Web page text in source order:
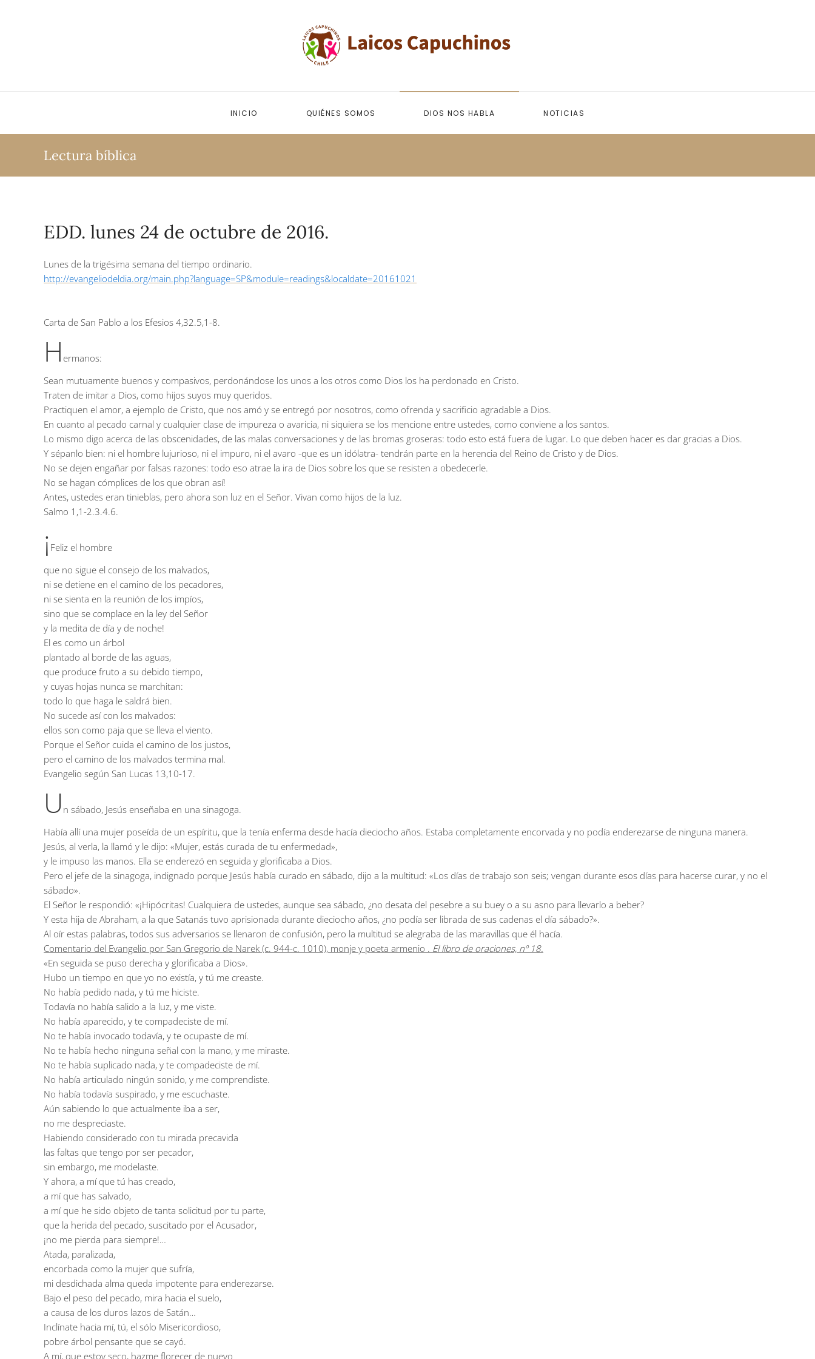
INICIO QUIÉNES SOMOS DIOS NOS HABLA NOTICIAS
Lectura bíblica
EDD. lunes 24 de octubre de 2016.
Lunes de la trigésima semana del tiempo ordinario.
http://evangeliodeldia.org/main.php?language=SP&module=readings&localdate=20161021
Carta de San Pablo a los Efesios 4,32.5,1-8.
H ermanos:
Sean mutuamente buenos y compasivos, perdonándose los unos a los otros como Dios los ha perdonado en Cristo.
Traten de imitar a Dios, como hijos suyos muy queridos.
Practiquen el amor, a ejemplo de Cristo, que nos amó y se entregó por nosotros, como ofrenda y sacrificio agradable a Dios.
En cuanto al pecado carnal y cualquier clase de impureza o avaricia, ni siquiera se los mencione entre ustedes, como conviene a los santos.
Lo mismo digo acerca de las obscenidades, de las malas conversaciones y de las bromas groseras: todo esto está fuera de lugar. Lo que deben hacer es dar gracias a Dios.
Y sépanlo bien: ni el hombre lujurioso, ni el impuro, ni el avaro -que es un idólatra- tendrán parte en la herencia del Reino de Cristo y de Dios.
No se dejen engañar por falsas razones: todo eso atrae la ira de Dios sobre los que se resisten a obedecerle.
No se hagan cómplices de los que obran así!
Antes, ustedes eran tinieblas, pero ahora son luz en el Señor. Vivan como hijos de la luz.
Salmo 1,1-2.3.4.6.
¡ Feliz el hombre
que no sigue el consejo de los malvados,
ni se detiene en el camino de los pecadores,
ni se sienta en la reunión de los impíos,
sino que se complace en la ley del Señor
y la medita de día y de noche!
El es como un árbol
plantado al borde de las aguas,
que produce fruto a su debido tiempo,
y cuyas hojas nunca se marchitan:
todo lo que haga le saldrá bien.
No sucede así con los malvados:
ellos son como paja que se lleva el viento.
Porque el Señor cuida el camino de los justos,
pero el camino de los malvados termina mal.
Evangelio según San Lucas 13,10-17.
U n sábado, Jesús enseñaba en una sinagoga.
Había allí una mujer poseída de un espíritu, que la tenía enferma desde hacía dieciocho años. Estaba completamente encorvada y no podía enderezarse de ninguna manera.
Jesús, al verla, la llamó y le dijo: «Mujer, estás curada de tu enfermedad»,
y le impuso las manos. Ella se enderezó en seguida y glorificaba a Dios.
Pero el jefe de la sinagoga, indignado porque Jesús había curado en sábado, dijo a la multitud: «Los días de trabajo son seis; vengan durante esos días para hacerse curar, y no el
sábado».
El Señor le respondió: «¡Hipócritas! Cualquiera de ustedes, aunque sea sábado, ¿no desata del pesebre a su buey o a su asno para llevarlo a beber?
Y esta hija de Abraham, a la que Satanás tuvo aprisionada durante dieciocho años, ¿no podía ser librada de sus cadenas el día sábado?».
Al oír estas palabras, todos sus adversarios se llenaron de confusión, pero la multitud se alegraba de las maravillas que él hacía.
Comentario del Evangelio por San Gregorio de Narek (c. 944-c. 1010), monje y poeta armenio . El libro de oraciones, nº 18.
«En seguida se puso derecha y glorificaba a Dios».
Hubo un tiempo en que yo no existía, y tú me creaste.
No había pedido nada, y tú me hiciste.
Todavía no había salido a la luz, y me viste.
No había aparecido, y te compadeciste de mí.
No te había invocado todavía, y te ocupaste de mí.
No te había hecho ninguna señal con la mano, y me miraste.
No te había suplicado nada, y te compadeciste de mí.
No había articulado ningún sonido, y me comprendiste.
No había todavía suspirado, y me escuchaste.
Aún sabiendo lo que actualmente iba a ser,
no me despreciaste.
Habiendo considerado con tu mirada precavida
las faltas que tengo por ser pecador,
sin embargo, me modelaste.
Y ahora, a mí que tú has creado,
a mí que has salvado,
a mí que he sido objeto de tanta solicitud por tu parte,
que la herida del pecado, suscitado por el Acusador,
¡no me pierda para siempre!…
Atada, paralizada,
encorbada como la mujer que sufría,
mi desdichada alma queda impotente para enderezarse.
Bajo el peso del pecado, mira hacia el suelo,
a causa de los duros lazos de Satán…
Inclínate hacia mí, tú, el sólo Misericordioso,
pobre árbol pensante que se cayó.
A mí, que estoy seco, hazme florecer de nuevo